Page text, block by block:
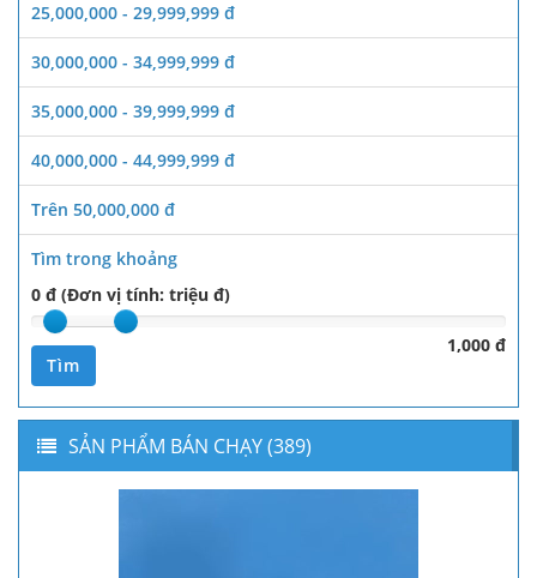
25,000,000 - 29,999,999 đ
30,000,000 - 34,999,999 đ
35,000,000 - 39,999,999 đ
40,000,000 - 44,999,999 đ
Trên 50,000,000 đ
Tìm trong khoảng
0 đ (Đơn vị tính: triệu đ)
1,000 đ
Tìm
SẢN PHẨM BÁN CHẠY (389)